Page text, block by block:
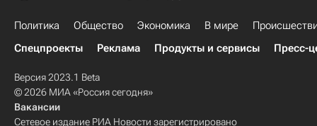
Политика Общество Экономика В мире
Спецпроекты
Реклама Продукты и сервисы Пресс-
Версия 2023.1 Beta
© 2026 МИА «Россия сегодня»
Вакансии
Сетевое издание РИА Новости зарегистрировано